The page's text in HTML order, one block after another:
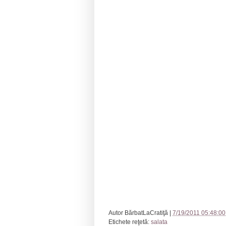
Autor BărbatLaCratiţă
7/19/2011
Etichete reţetă: salata